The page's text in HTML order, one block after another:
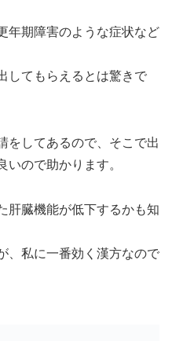
年期障害のような症状など
してもらえるとは驚きで
をしてあるので、そこで出
いので助かります。
肝臓機能が低下するかも知
、私に一番効く漢方なので